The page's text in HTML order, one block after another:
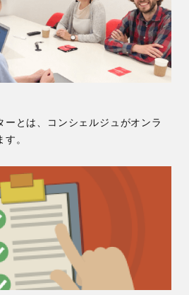
ーとは、コンシェルジュがオンラ
。